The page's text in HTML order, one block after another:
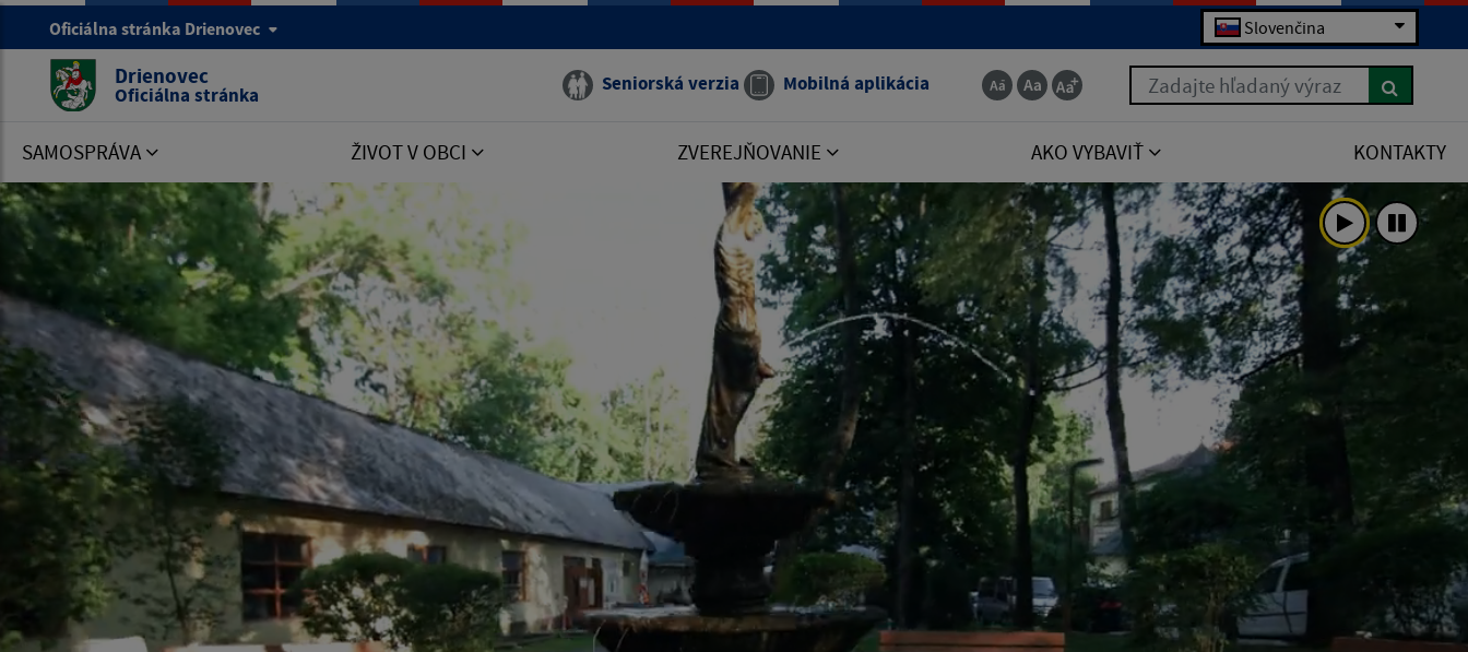
Oficiálna stránka Drienovec Slovenčina
Drienovec
Oficiálna stránka Seniorská verzia Mobilná aplikácia Zadajte hľadaný výraz
SAMOSPRÁVA ŽIVOT V OBCI ZVEREJŇOVANIE AKO VYBAVIŤ KONTAKTY